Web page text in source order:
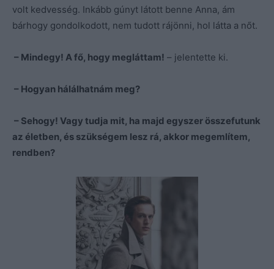
volt kedvesség. Inkább gúnyt látott benne Anna, ám
bárhogy gondolkodott, nem tudott rájönni, hol látta a nőt.
– Mindegy! A fő, hogy megláttam! – jelentette ki.
– Hogyan hálálhatnám meg?
– Sehogy! Vagy tudja mit, ha majd egyszer összefutunk
az életben, és szükségem lesz rá, akkor megemlítem,
rendben?